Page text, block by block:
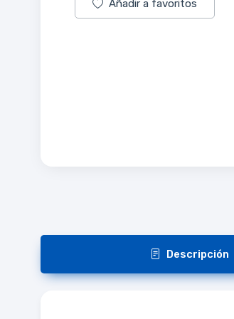
Añadir a favoritos
Descripción